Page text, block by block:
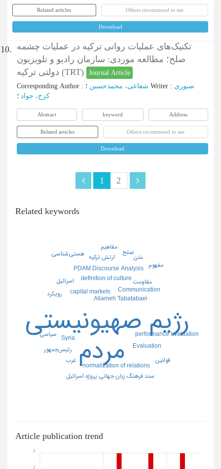
Related articles Others recommend to see
Download
10. تکنیک‌های عملیات روانی ترکیه در عملیات چشمه
صلح؛ مطالعه موردی: سازمان رادیو و تلویزیون
دولتی ترکیه (TRT)
Journal Article
Corresponding Author : شعاعی، محمدحسین Writer : صبوری
کزج، جواد ؛
Abstract keyword Address
Related articles Others recommend to see
Download
1 2
Related keywords
رژیم صهیونیستی
مردم
Allameh Tabatabaei
capital markets Communication
definition of culture
Evaluation
normalization of relations
PDAM Discourse Analysis
performance evaluation
Syria
ارتش ترکیه
سند فرهنگ زبان جهانی پروژه اسرائیل
مقاومت اسرائیل
رئیس‌جمهور
رویکرد
سیاسی
صلح
غرب قوانین
متن
مفاهیم
مفهوم
هستی‌شناسی
Article publication trend
2
3